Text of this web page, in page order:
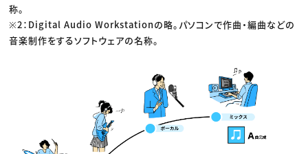
称。
※2：Digital Audio Workstationの略。パソコンで作曲・編曲などの
音楽制作をするソフトウェアの名称。